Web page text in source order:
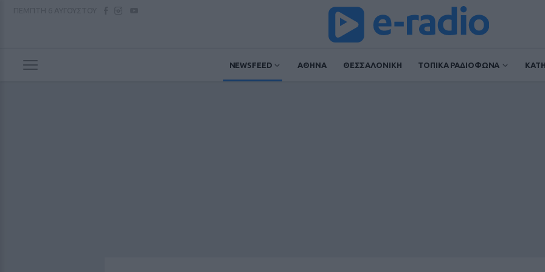
NEWSFEED ΑΘΗΝΑ ΘΕΣΣΑΛΟΝΙΚΗ ΤΟΠΙΚΑ ΡΑΔΙΟΦΩΝΑ